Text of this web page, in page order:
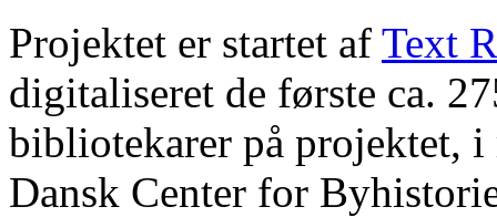
Projektet er startet af Text
digitaliseret de første ca.
bibliotekarer på projektet, i
Dansk Center for